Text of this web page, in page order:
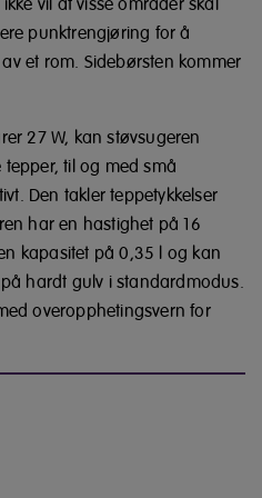
punktrengjøring for å
et rom. Sidebørsten kommer
27 W, kan støvsugeren
til og med små
Den takler teppetykkelser
har en hastighet på 16
kapasitet på 0,35 l og kan
hardt gulv i standardmodus.
overopphetingsvern for